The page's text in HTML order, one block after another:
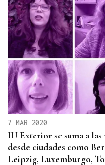
7 MAR 2020
IU Exterior se suma a
desde ciudades como
Leipzig, Luxemburgo,